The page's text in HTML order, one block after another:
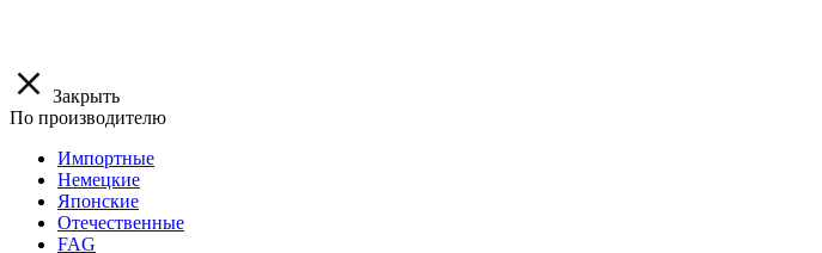
Закрыть
По производителю
Импортные
Немецкие
Японские
Отечественные
FAG